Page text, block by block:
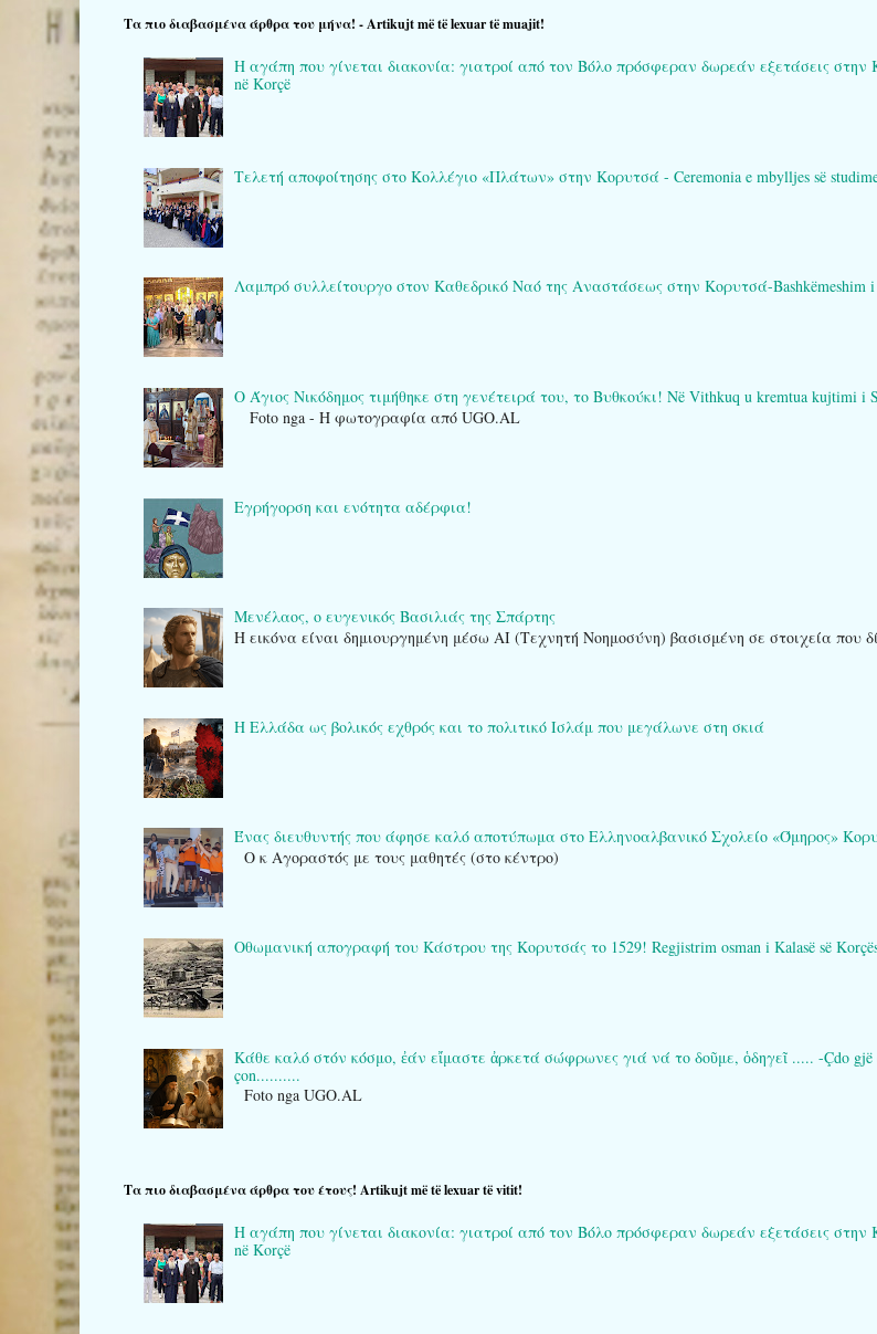
Τα πιο διαβασμένα άρθρα του μήνα! - Artikujt më të lexuar të muajit!
Η αγάπη που γίνεται διακονία: γιατροί από τον Βόλο πρόσφεραν δωρεάν εξετάσεις στην
në Korçë
Τελετή αποφοίτησης στο Κολλέγιο «Πλάτων» στην Κορυτσά - Ceremonia e mbylljes së
Λαμπρό συλλείτουργο στον Καθεδρικό Ναό της Αναστάσεως στην Κορυτσά-Bashkëmeshim i
Ο Άγιος Νικόδημος τιμήθηκε στη γενέτειρά του, το Βυθκούκι! Në Vithkuq u kremtua kujtimi i
Foto nga - Η φωτογραφία από UGO.AL
Εγρήγορση και ενότητα αδέρφια!
Μενέλαος, ο ευγενικός Βασιλιάς της Σπάρτης
Η εικόνα είναι δημιουργημένη μέσω AI (Τεχνητή Νοημοσύνη) βασισμένη σε στοιχεία που
Η Ελλάδα ως βολικός εχθρός και το πολιτικό Ισλάμ που μεγάλωνε στη σκιά
Ένας διευθυντής που άφησε καλό αποτύπωμα στο Ελληνοαλβανικό Σχολείο «Όμηρος»
Ο κ Αγοραστός με τους μαθητές (στο κέντρο)
Οθωμανική απογραφή του Κάστρου της Κορυτσάς το 1529! Regjistrim osman i Kalasë së
Κάθε καλό στόν κόσμο, ἐάν εἴμαστε ἀρκετά σώφρωνες γιά νά το δοῦμε, ὁδηγεῖ ..... -Çdo gjë
çon..........
Foto nga UGO.AL
Τα πιο διαβασμένα άρθρα του έτους! Artikujt më të lexuar të vitit!
Η αγάπη που γίνεται διακονία: γιατροί από τον Βόλο πρόσφεραν δωρεάν εξετάσεις στην
në Korçë